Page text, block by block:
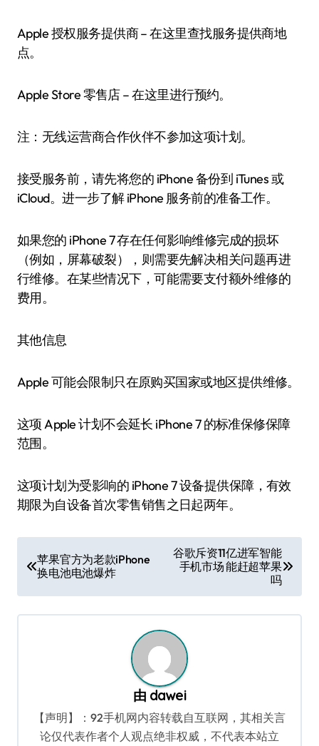
Apple 授权服务提供商 – 在这里查找服务提供商地
点。
Apple Store 零售店 – 在这里进行预约。
注：无线运营商合作伙伴不参加这项计划。
接受服务前，请先将您的 iPhone 备份到 iTunes 或
iCloud。进一步了解 iPhone 服务前的准备工作。
如果您的 iPhone 7 存在任何影响维修完成的损坏
（例如，屏幕破裂），则需要先解决相关问题再进
行维修。在某些情况下，可能需要支付额外维修的
费用。
其他信息
Apple 可能会限制只在原购买国家或地区提供维修。
这项 Apple 计划不会延长 iPhone 7 的标准保修保障
范围。
这项计划为受影响的 iPhone 7 设备提供保障，有效
期限为自设备首次零售销售之日起两年。
章
导
航
苹果官方为老款iPhone
换电池电池爆炸
谷歌斥资11亿进军智能
手机市场 能赶超苹果
吗
由 dawei
【声明】：92手机网内容转载自互联网，其相关言
论仅代表作者个人观点绝非权威，不代表本站立